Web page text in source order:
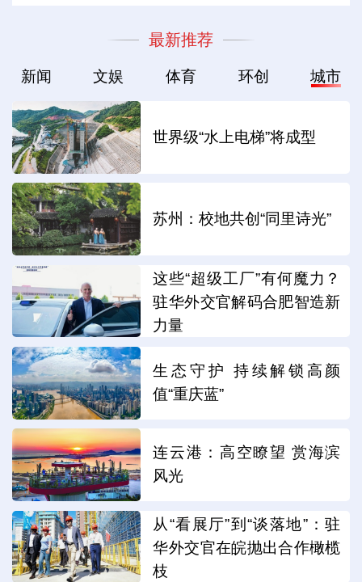
最新推荐
新闻 文娱 体育 环创 城市
世界级“水上电梯”将成型
苏州：校地共创“同里诗光”
这些“超级工厂”有何魔力？
驻华外交官解码合肥智造新
力量
生态守护 持续解锁高颜
值“重庆蓝”
连云港：高空瞭望 赏海滨
风光
从“看展厅”到“谈落地”：驻
华外交官在皖抛出合作橄榄
枝